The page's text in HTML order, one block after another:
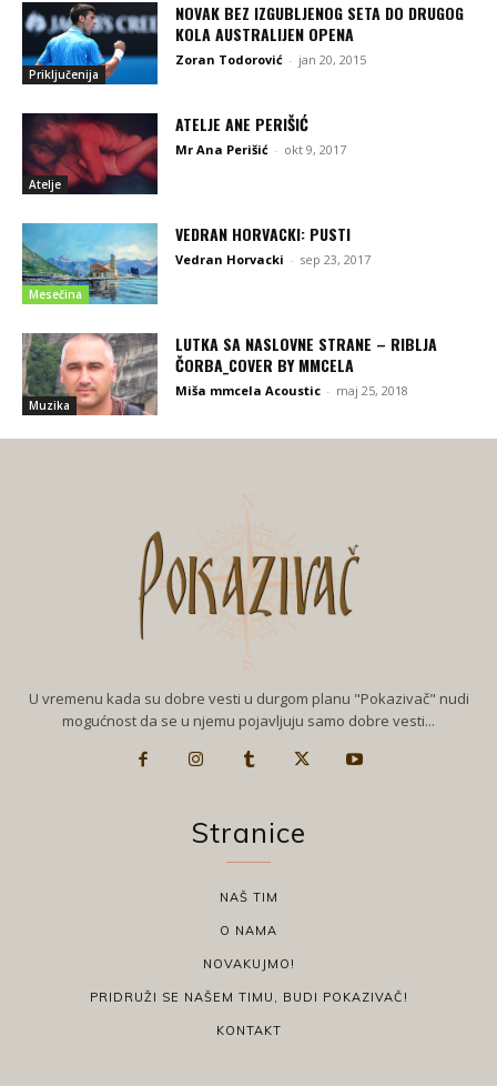
Priključenija
NOVAK BEZ IZGUBLJENOG SETA DO DRUGOG
KOLA AUSTRALIJEN OPENA
Zoran Todorović - jan 20, 2015
Atelje
ATELJE ANE PERIŠIĆ
Mr Ana Perišić - okt 9, 2017
Mesečina
VEDRAN HORVACKI: PUSTI
Vedran Horvacki - sep 23, 2017
Muzika
LUTKA SA NASLOVNE STRANE – RIBLJA
ČORBA_COVER BY MMCELA
Miša mmcela Acoustic - maj 25, 2018
U vremenu kada su dobre vesti u durgom planu "Pokazivač" nudi
mogućnost da se u njemu pojavljuju samo dobre vesti...
Stranice
NAŠ TIM
O NAMA
NOVAKUJMO!
PRIDRUŽI SE NAŠEM TIMU, BUDI POKAZIVAČ!
KONTAKT